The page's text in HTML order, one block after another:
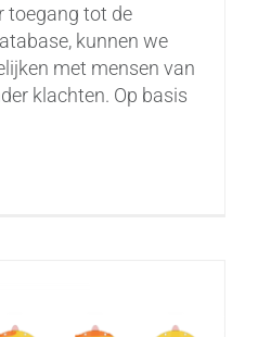
toegang tot de
kunnen we
met mensen van
klachten. Op basis